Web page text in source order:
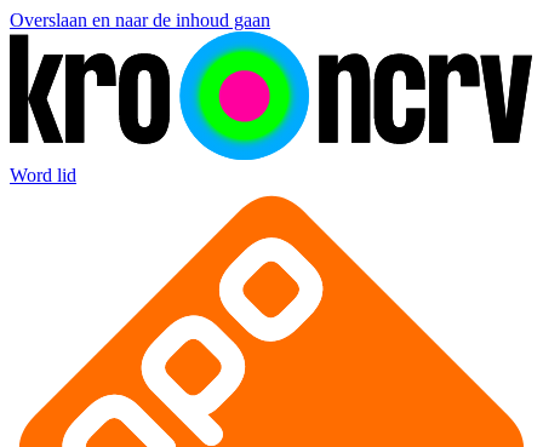
Overslaan en naar de inhoud gaan
Word lid